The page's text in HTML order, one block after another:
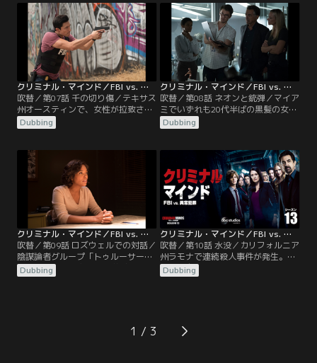
続殺人事件で残されたものと一致。 て…。
クリミナル・マインド／FBI vs. 異常犯罪 シーズン13 第07話／吹替
吹替／第07話 千の切り傷／テキサス
州オースティンで、女性が拉致され
車の中で顔に深い切り傷を負わされ
るという事件が相次いで発生する。
り…。
Dubbing
クリミナル・マインド／FBI vs. 異常犯罪 シーズン13 第08話／吹替
吹替／第08話 ネオンと銃弾／マイア
ミでいずれも20代半ばの黒髪の女性
が銃で胸を1発撃たれるという、連
続殺人事件が発生していた。そし
ト相手の男性も撃たれ…。
Dubbing
クリミナル・マインド／FBI vs. 異常犯罪 シーズン13 第09話／吹替
吹替／第09話 ロズウェルでの対話／
陰謀論者グループ「トゥルーサー」
のメンバーが不審な死を遂げる。グ
ループ内に犯人がいると考えたBAU
Dubbing
クリミナル・マインド／FBI vs. 異常犯罪 シーズン13 第10話／吹替
吹替／第10話 水没／カリフォルニア
州ラモナで連続殺人事件が発生。被
害者は自宅プールで殺害され、男性
被害者はブロックを縛り付けられて
Dubbing
1